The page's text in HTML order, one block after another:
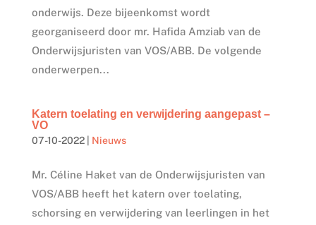
onderwijs. Deze bijeenkomst wordt
georganiseerd door mr. Hafida Amziab van de
Onderwijsjuristen van VOS/ABB. De volgende
onderwerpen...
Katern toelating en verwijdering aangepast –
VO
07-10-2022| Nieuws
Mr. Céline Haket van de Onderwijsjuristen van
VOS/ABB heeft het katern over toelating,
schorsing en verwijdering van leerlingen in het